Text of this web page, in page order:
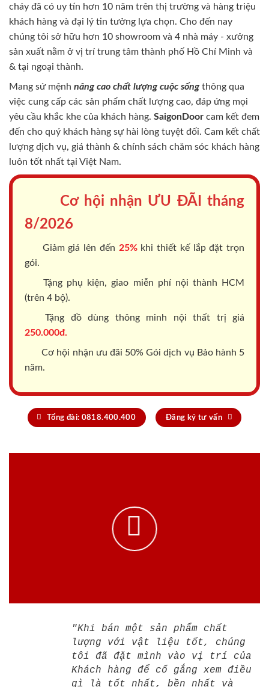
cháy đã có uy tín hơn 10 năm trên thị trường và hàng triệu
khách hàng và đại lý tin tưởng lựa chọn. Cho đến nay
chúng tôi sở hữu hơn 10 showroom và 4 nhà máy - xưởng
sản xuất nằm ở vị trí trung tâm thành phố Hồ Chí Minh và
& tại ngoại thành.
Mang sứ mệnh nâng cao chất lượng cuộc sốngthông qua
việc cung cấp các sản phẩm chất lượng cao, đáp ứng mọi
yêu cầu khắc khe của khách hàng. SaigonDoor cam kết đem
đến cho quý khách hàng sự hài lòng tuyệt đối. Cam kết chất
lượng dịch vụ, giá thành & chính sách chăm sóc khách hàng
luôn tốt nhất tại Việt Nam.
Cơ hội nhận ƯU ĐÃI tháng
8/2026
Giảm giá lên đến 25%khi thiết kế lắp đặt trọn
gói.
Tặng phụ kiện, giao miễn phí nội thành HCM
(trên 4 bộ).
Tặng đồ dùng thông minh nội thất trị giá
250.000đ.
Cơ hội nhận ưu đãi 50% Gói dịch vụ Bảo hành 5
năm.
Tổng đài: 0818.400.400 Đăng ký tư vấn
"Khi bán một sản phẩm chất
lượng với vật liệu tốt, chúng
tôi đã đặt mình vào vị trí của
Khách hàng để cố gắng xem điều
gì là tốt nhất, bền nhất và